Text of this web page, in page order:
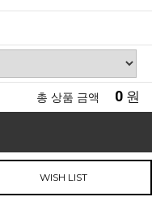
총 상품 금액 0 원
WISH LIST